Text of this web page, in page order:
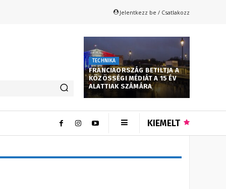
Jelentkezz be / Csatlakozz
TECHNIKA
FRANCIAORSZÁG BETILTJA A
KÖZÖSSÉGI MÉDIÁT A 15 ÉV
ALATTIAK SZÁMÁRA
KIEMELT